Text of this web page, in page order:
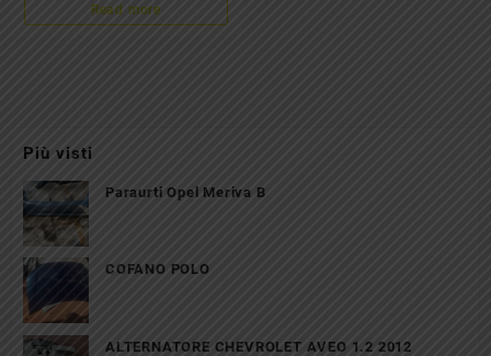
Read more
Più visti
Paraurti Opel Meriva B
COFANO POLO
ALTERNATORE CHEVROLET AVEO 1.2 2012